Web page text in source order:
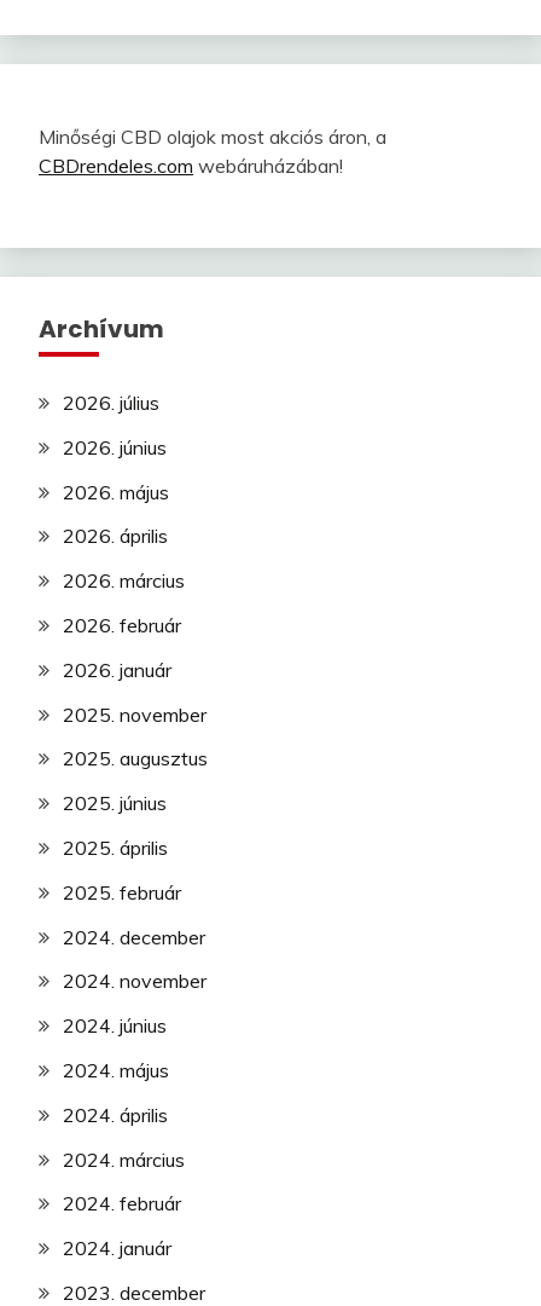
Minőségi CBD olajok most akciós áron, a
CBDrendeles.com webáruházában!
Archívum
2026. július
2026. június
2026. május
2026. április
2026. március
2026. február
2026. január
2025. november
2025. augusztus
2025. június
2025. április
2025. február
2024. december
2024. november
2024. június
2024. május
2024. április
2024. március
2024. február
2024. január
2023. december